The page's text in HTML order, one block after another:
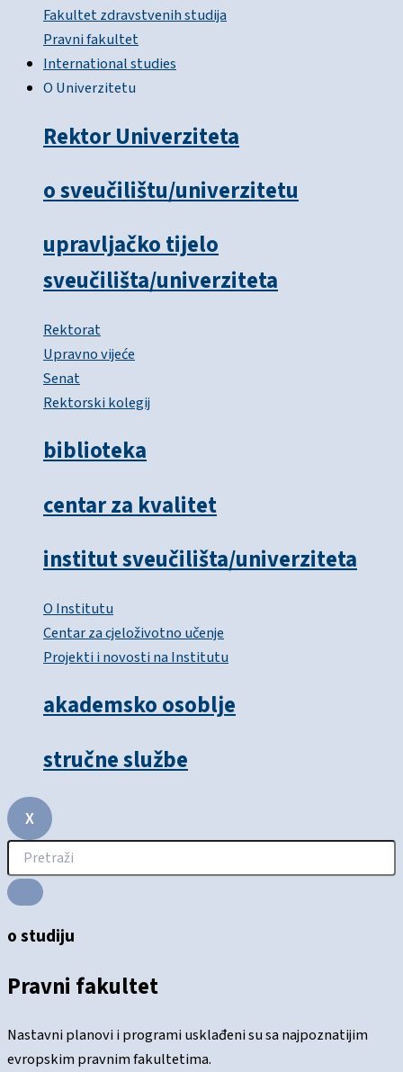
Fakultet zdravstvenih studija
Pravni fakultet
International studies
O Univerzitetu
Rektor Univerziteta
o sveučilištu/univerzitetu
upravljačko tijelo
sveučilišta/univerziteta
Rektorat
Upravno vijeće
Senat
Rektorski kolegij
biblioteka
centar za kvalitet
institut sveučilišta/univerziteta
O Institutu
Centar za cjeloživotno učenje
Projekti i novosti na Institutu
akademsko osoblje
stručne službe
X
o studiju
Pravni fakultet
Nastavni planovi i programi usklađeni su sa najpoznatijim
evropskim pravnim fakultetima.